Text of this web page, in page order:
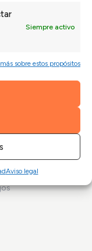
Siempre activo
sobre estos propósitos
Aviso legal
Longue Express
Express